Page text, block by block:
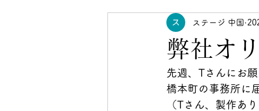
弊社オ
ステージ 中国
先週、Tさんにお
橋本町の事務所に
（Tさん、製作あ